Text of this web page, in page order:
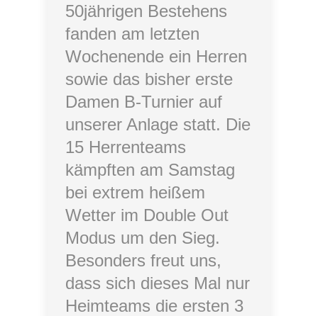
50jährigen Bestehens
fanden am letzten
Wochenende ein Herren
sowie das bisher erste
Damen B-Turnier auf
unserer Anlage statt. Die
15 Herrenteams
kämpften am Samstag
bei extrem heißem
Wetter im Double Out
Modus um den Sieg.
Besonders freut uns,
dass sich dieses Mal nur
Heimteams die ersten 3